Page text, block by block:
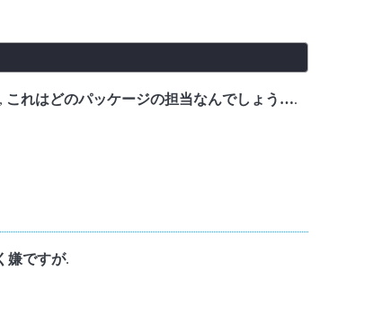
これはどのパッケージの担当なんでしょう….
嫌ですが.